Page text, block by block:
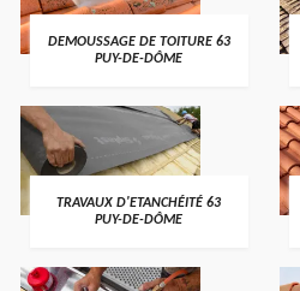
DEMOUSSAGE DE TOITURE 63
PUY-DE-DÔME
TRAVAUX D'ETANCHÉITÉ 63
PUY-DE-DÔME